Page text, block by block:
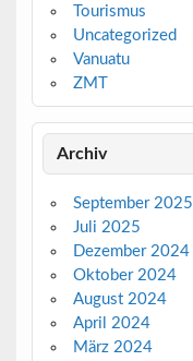
Tourismus
Uncategorized
Vanuatu
ZMT
Archiv
September 2025
Juli 2025
Dezember 2024
Oktober 2024
August 2024
April 2024
März 2024